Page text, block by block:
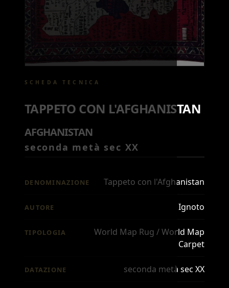
SCHEDA TECNICA
TAPPETO CON L'AFGHANISTAN
AFGHANISTAN
seconda metà sec XX
DENOMINAZIONE Tappeto con l'Afghanistan
AUTORE Ignoto
TIPOLOGIA
World Map Rug / World Map
Carpet
DATAZIONE seconda metà sec XX